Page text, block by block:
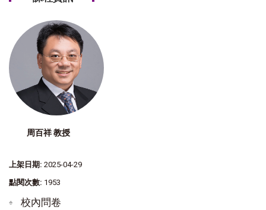
周百祥 教授
上架日期: 2025-04-29
點閱次數: 1953
校內問卷